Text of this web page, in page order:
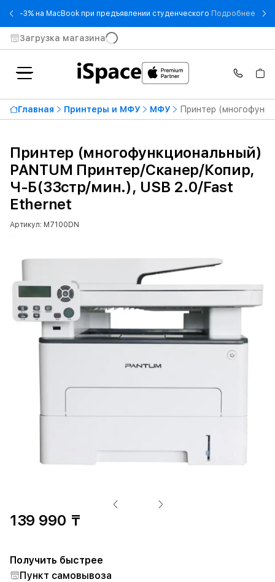
-3% на MacBook при предъявлении студенческого Подробнее - -
Загрузка магазина
Главная Принтеры и МФУ МФУ Принтер
Принтер (многофункциональный)
PANTUM Принтер/Сканер/Копир,
Ч-Б(33стр/мин.), USB 2.0/Fast
Ethernet
Артикул: M7100DN
139 990 ₸
Получить быстрее
Пункт самовывоза